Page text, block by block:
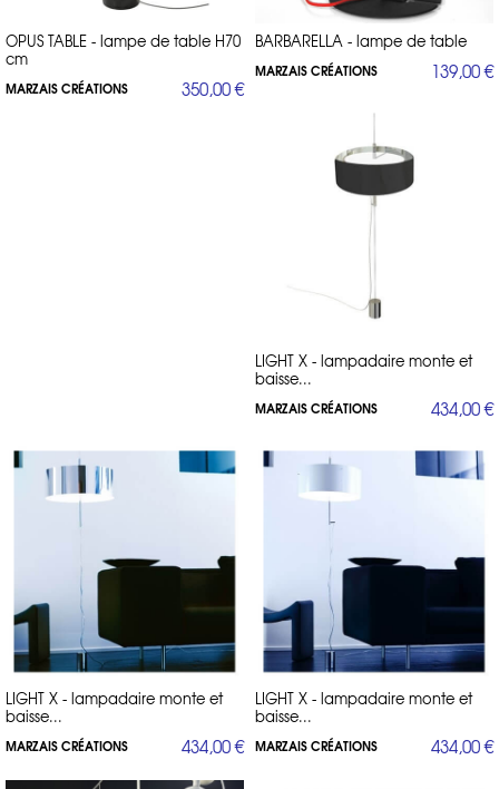
OPUS TABLE - lampe de table H70
cm
MARZAIS CRÉATIONS 350,00 €
BARBARELLA - lampe de table
MARZAIS CRÉATIONS 139,00 €
LIGHT X - lampadaire monte et
baisse...
MARZAIS CRÉATIONS 434,00 €
LIGHT X - lampadaire monte et
baisse...
MARZAIS CRÉATIONS 434,00 €
LIGHT X - lampadaire monte et
baisse...
MARZAIS CRÉATIONS 434,00 €